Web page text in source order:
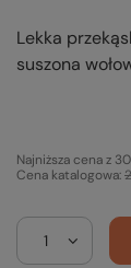
Lekka
suszona
Cena katalogowa:
Najniższa cena z